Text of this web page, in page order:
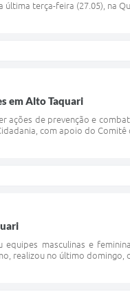
terça-feira (27.05), na
em Alto Taquari
de prevenção e
com apoio do Comitê
masculinas e
realizou no último domingo,